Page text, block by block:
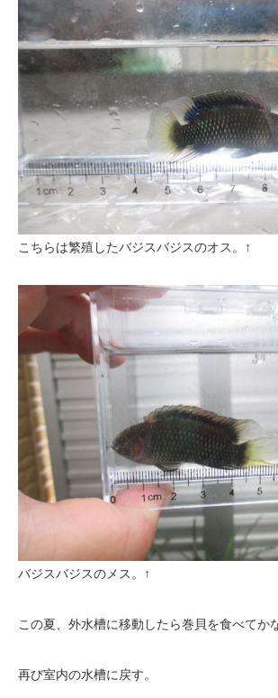
こちらは繁殖したバジスバジスのオス。↑
バジスバジスのメス。↑
この夏、外水槽に移動したら巻貝を食べてか
再び室内の水槽に戻す。